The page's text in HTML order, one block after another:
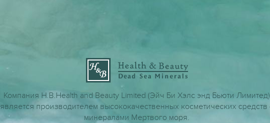
Компания H.B.Health and Beauty Limited (Эйч Би Хэлс энд Бьюти Лимитед)
является производителем высококачественных косметических средств
минералами Мертвого моря.